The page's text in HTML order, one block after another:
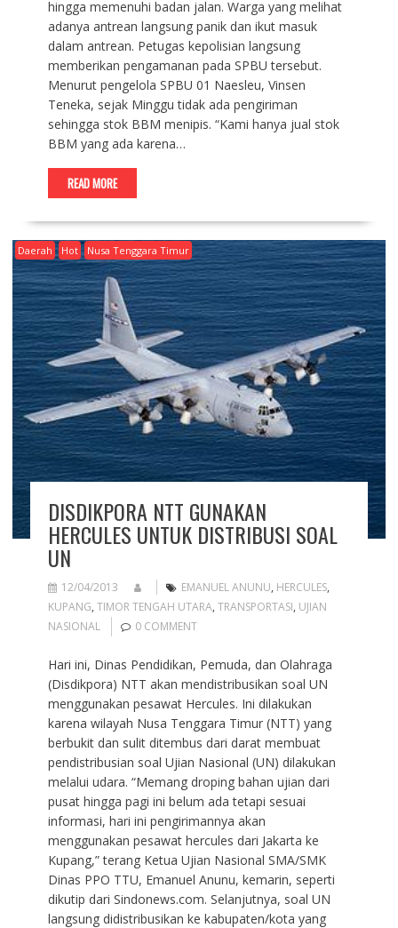
hingga memenuhi badan jalan. Warga yang melihat
adanya antrean langsung panik dan ikut masuk
dalam antrean. Petugas kepolisian langsung
memberikan pengamanan pada SPBU tersebut.
Menurut pengelola SPBU 01 Naesleu, Vinsen
Teneka, sejak Minggu tidak ada pengiriman
sehingga stok BBM menipis. “Kami hanya jual stok
BBM yang ada karena…
READ MORE
Daerah Hot Nusa Tenggara Timur
DISDIKPORA NTT GUNAKAN
HERCULES UNTUK DISTRIBUSI SOAL
UN
12/04/2013 EMANUEL ANUNU, HERCULES,
KUPANG, TIMOR TENGAH UTARA, TRANSPORTASI, UJIAN
NASIONAL
0 COMMENT
Hari ini, Dinas Pendidikan, Pemuda, dan Olahraga
(Disdikpora) NTT akan mendistribusikan soal UN
menggunakan pesawat Hercules. Ini dilakukan
karena wilayah Nusa Tenggara Timur (NTT) yang
berbukit dan sulit ditembus dari darat membuat
pendistribusian soal Ujian Nasional (UN) dilakukan
melalui udara. “Memang droping bahan ujian dari
pusat hingga pagi ini belum ada tetapi sesuai
informasi, hari ini pengirimannya akan
menggunakan pesawat hercules dari Jakarta ke
Kupang,” terang Ketua Ujian Nasional SMA/SMK
Dinas PPO TTU, Emanuel Anunu, kemarin, seperti
dikutip dari Sindonews.com. Selanjutnya, soal UN
langsung didistribusikan ke kabupaten/kota yang